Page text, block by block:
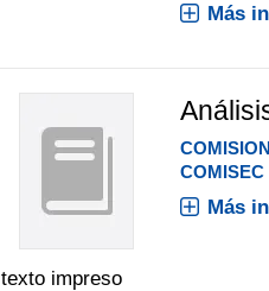
Más
texto impreso
COMISEC
Más